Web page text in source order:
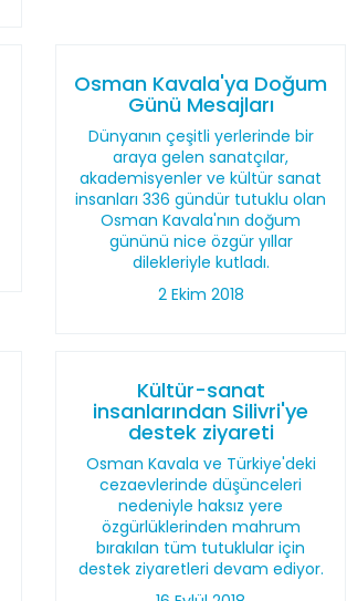
Osman Kavala'ya Doğum
Günü Mesajları
Dünyanın çeşitli yerlerinde bir
araya gelen sanatçılar,
akademisyenler ve kültür sanat
insanları 336 gündür tutuklu olan
Osman Kavala'nın doğum
gününü nice özgür yıllar
dilekleriyle kutladı.
2 Ekim 2018
Kültür-sanat
insanlarından Silivri'ye
destek ziyareti
Osman Kavala ve Türkiye'deki
cezaevlerinde düşünceleri
nedeniyle haksız yere
özgürlüklerinden mahrum
bırakılan tüm tutuklular için
destek ziyaretleri devam ediyor.